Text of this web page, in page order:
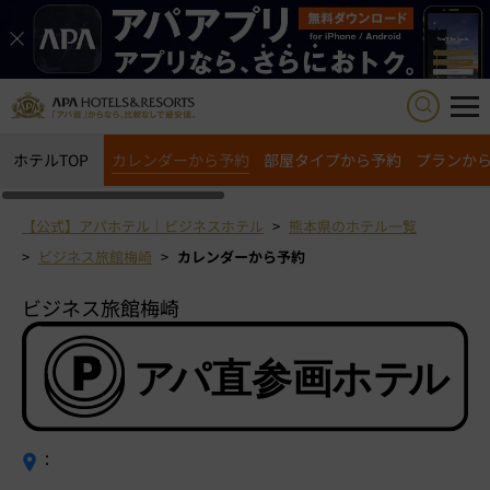
ホテルTOP カレンダーから予約 部屋タイプから予約 プランか
【公式】アパホテル｜ビジネスホテル
熊本県のホテル一覧
ビジネス旅館梅崎
カレンダーから予約
ビジネス旅館梅崎
：